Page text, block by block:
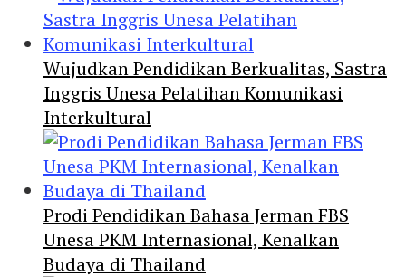
Wujudkan Pendidikan Berkualitas, Sastra
Inggris Unesa Pelatihan Komunikasi
Interkultural
Prodi Pendidikan Bahasa Jerman FBS
Unesa PKM Internasional, Kenalkan
Budaya di Thailand